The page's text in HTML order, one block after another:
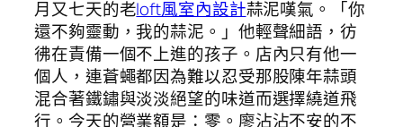
月又七天的老loft風室內設計蒜泥嘆氣。「你
還不夠靈動，我的蒜泥。」他輕聲細語，彷
彿在責備一個不上進的孩子。店內只有他一
個人，連蒼蠅都因為難以忍受那股陳年蒜頭
混合著鐵鏽與淡淡絕望的味道而選擇繞道飛
行。今天的營業額是：零。廖沾沾不安的不